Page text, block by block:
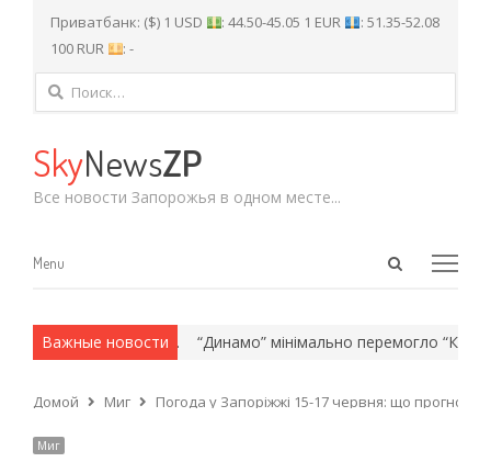
Приватбанк: ($) 1 USD : 44.50-45.05 1 EUR
: 51.35-52.08
100 RUR
: -
Найти:
SkyNewsZP
Все новости Запорожья в одном месте...
Open
Menu
Menu
Важные новости
и армейские методы. “Динамо” мінімально перемогло
Домой Миг Погода у Запоріжжі 15-17 червня: що
Миг